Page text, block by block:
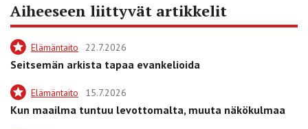
Aiheeseen liittyvät artikkelit
Elämäntaito 22.7.2026
Seitsemän arkista tapaa evankelioida
Elämäntaito 15.7.2026
Kun maailma tuntuu levottomalta, muuta näkökulmaa